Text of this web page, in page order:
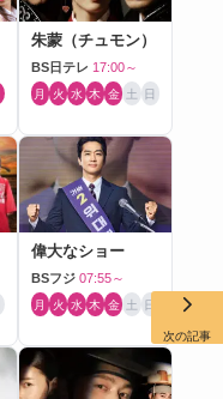
朱蒙（チュモン）
BS日テレ 17:00～
月 火 水 木 金 土 日
偉大なショー
BSフジ 07:55～
月 火 水 木 金 土 日
次の記事